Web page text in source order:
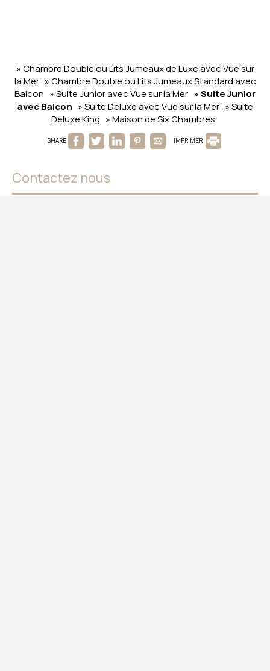
» Chambre Double ou Lits Jumeaux de Luxe avec Vue sur
la Mer » Chambre Double ou Lits Jumeaux Standard avec
Balcon » Suite Junior avec Vue sur la Mer » Suite Junior
avec Balcon » Suite Deluxe avec Vue sur la Mer » Suite
Deluxe King » Maison de Six Chambres
SHARE IMPRIMER
Contactez nous